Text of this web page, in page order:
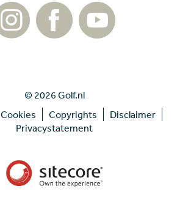
© 2026 Golf.nl
Cookies Copyrights
Disclaimer
Privacystatement